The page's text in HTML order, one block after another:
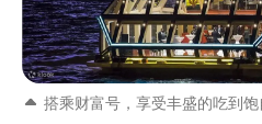
搭乘财富号，享受丰盛的吃到